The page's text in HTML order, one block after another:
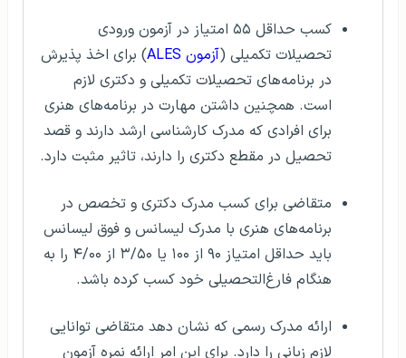
کسب حداقل ۵۵ امتیاز در آزمون ورودی
تحصیلات تکمیلی (آزمون ALES
) برای اخذ پذیرش
در برنامه‌های تحصیلات تکمیلی و دکتری لازم
است. همچنین داشتن مهارت در برنامه‌های هنری
برای افرادی که مدرک کارشناسی ارشد دارند و قصد
تحصیل در مقطع دکتری را دارند، تاثیر مثبت دارد.
متقاضی برای کسب مدرک دکتری و تخصص در
برنامه‌های هنری با مدرک لیسانس و فوق لیسانس
باید حداقل امتیاز ۹۰ از ۱۰۰ یا ۳/۵۰ از ۴/۰۰ را به
هنگام فارغ‌التحصیلی خود کسب کرده باشد.
ارائه مدرک رسمی که نشان دهد متقاضی توانایی
لازم زبانی را دارد. برای این امر ارائه نمره آزمون